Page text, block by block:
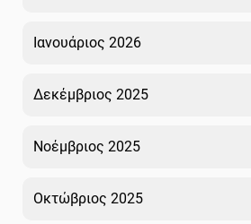
Ιανουάριος 2026
Δεκέμβριος 2025
Νοέμβριος 2025
Οκτώβριος 2025